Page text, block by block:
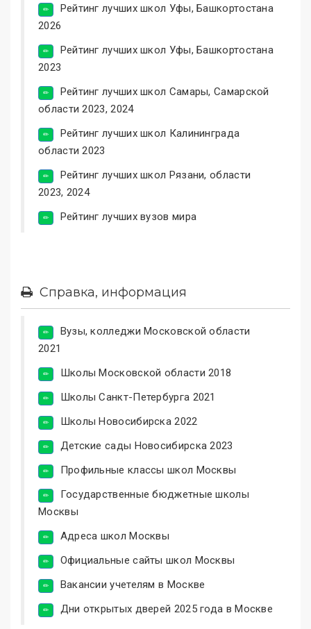
Рейтинг лучших школ Уфы, Башкортостана
2026
Рейтинг лучших школ Уфы, Башкортостана
2023
Рейтинг лучших школ Самары, Самарской
области 2023, 2024
Рейтинг лучших школ Калининграда
области 2023
Рейтинг лучших школ Рязани, области
2023, 2024
Рейтинг лучших вузов мира
Справка, информация
Вузы, колледжи Московской области
2021
Школы Московской области 2018
Школы Санкт-Петербурга 2021
Школы Новосибирска 2022
Детские сады Новосибирска 2023
Профильные классы школ Москвы
Государственные бюджетные школы
Москвы
Адреса школ Москвы
Официальные сайты школ Москвы
Вакансии учетелям в Москве
Дни открытых дверей 2025 года в Москве